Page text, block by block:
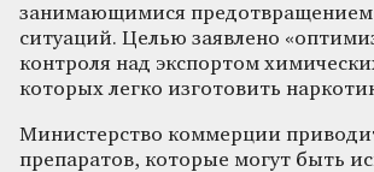
занимающимися
ситуаций. Целью заявлено
контроля над экспортом
которых легко изготовить
Министерство коммерции
препаратов, которые могут быть